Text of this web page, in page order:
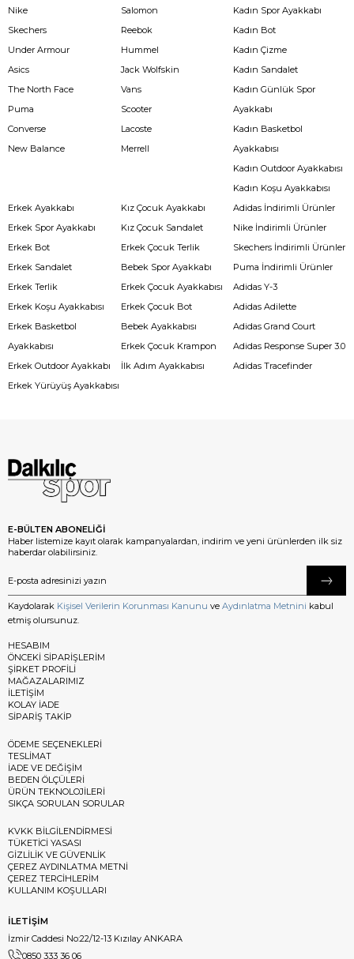
Nike
Skechers
Under Armour
Asics
The North Face
Puma
Converse
New Balance
Salomon
Reebok
Hummel
Jack Wolfskin
Vans
Scooter
Lacoste
Merrell
Kadın Spor Ayakkabı
Kadın Bot
Kadın Çizme
Kadın Sandalet
Kadın Günlük Spor
Ayakkabı
Kadın Basketbol
Ayakkabısı
Kadın Outdoor Ayakkabısı
Kadın Koşu Ayakkabısı
Erkek Ayakkabı
Erkek Spor Ayakkabı
Erkek Bot
Erkek Sandalet
Erkek Terlik
Erkek Koşu Ayakkabısı
Erkek Basketbol
Ayakkabısı
Erkek Outdoor Ayakkabı
Erkek Yürüyüş Ayakkabısı
Kız Çocuk Ayakkabı
Kız Çocuk Sandalet
Erkek Çocuk Terlik
Bebek Spor Ayakkabı
Erkek Çocuk Ayakkabısı
Erkek Çocuk Bot
Bebek Ayakkabısı
Erkek Çocuk Krampon
İlk Adım Ayakkabısı
Adidas İndirimli Ürünler
Nike İndirimli Ürünler
Skechers İndirimli Ürünler
Puma İndirimli Ürünler
Adidas Y-3
Adidas Adilette
Adidas Grand Court
Adidas Response Super 3.0
Adidas Tracefinder
E-BÜLTEN ABONELİĞİ
Haber listemize kayıt olarak kampanyalardan, indirim ve yeni ürünlerden ilk siz
haberdar olabilirsiniz.
Kaydolarak Kişisel Verilerin Korunması Kanunu ve Aydınlatma Metnini kabul
etmiş olursunuz.
HESABIM
ÖNCEKİ SİPARİŞLERİM
ŞİRKET PROFİLİ
MAĞAZALARIMIZ
İLETİŞİM
KOLAY İADE
SİPARİŞ TAKİP
ÖDEME SEÇENEKLERİ
TESLİMAT
İADE VE DEĞİŞİM
BEDEN ÖLÇÜLERİ
ÜRÜN TEKNOLOJİLERİ
SIKÇA SORULAN SORULAR
KVKK BİLGİLENDİRMESİ
TÜKETİCİ YASASI
GİZLİLİK VE GÜVENLİK
ÇEREZ AYDINLATMA METNİ
ÇEREZ TERCİHLERİM
KULLANIM KOŞULLARI
İLETİŞİM
İzmir Caddesi No:22/12-13 Kızılay ANKARA
0850 333 36 06